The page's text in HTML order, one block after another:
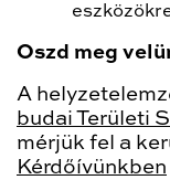
Oszd meg
A
budai Területi
mérjük fel a
Kérdőívünkben